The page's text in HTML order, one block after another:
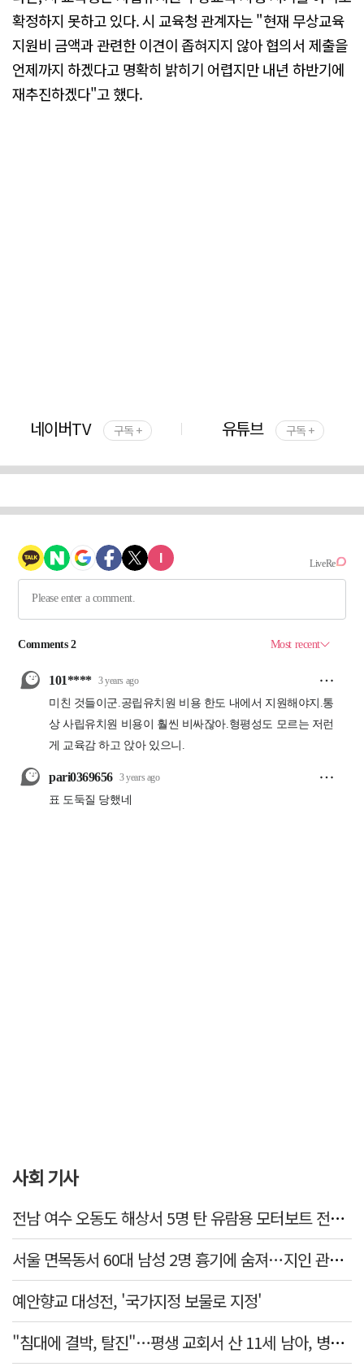
확정하지 못하고 있다. 시 교육청 관계자는 "현재 무상교육
지원비 금액과 관련한 이견이 좁혀지지 않아 협의서 제출을
언제까지 하겠다고 명확히 밝히기 어렵지만 내년 하반기에
재추진하겠다"고 했다.
네이버TV 구독 + 유튜브 구독 +
사회 기사
전남 여수 오동도 해상서 5명 탄 유람용 모터보트 전복…2명 숨져
서울 면목동서 60대 남성 2명 흉기에 숨져…지인 관계로 추정
예안향교 대성전, '국가지정 보물로 지정'
"침대에 결박, 탈진"…평생 교회서 산 11세 남아, 병원 이송 끝 숨져